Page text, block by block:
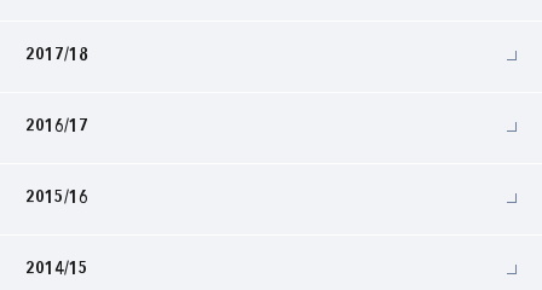
2017/18
2016/17
2015/16
2014/15